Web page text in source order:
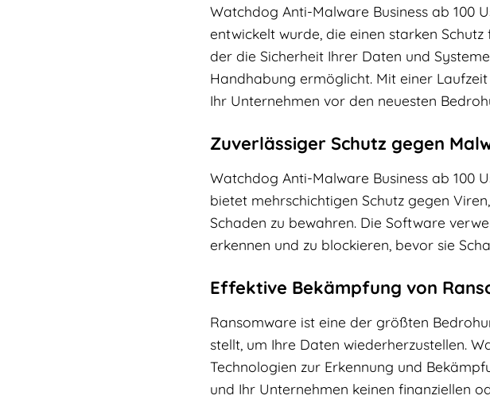
Watchdog Anti-Malware Business ab 100
entwickelt wurde, die einen starken
der die Sicherheit Ihrer Daten und
Handhabung ermöglicht. Mit einer
Ihr Unternehmen vor den neuesten
Zuverlässiger Schutz gegen
Watchdog Anti-Malware Business ab 100
bietet mehrschichtigen Schutz gegen
Schaden zu bewahren. Die Software
erkennen und zu blockieren, bevor sie
Effektive Bekämpfung von
Ransomware ist eine der größten
stellt, um Ihre Daten wiederherzustellen.
Technologien zur Erkennung und
und Ihr Unternehmen keinen finanziellen